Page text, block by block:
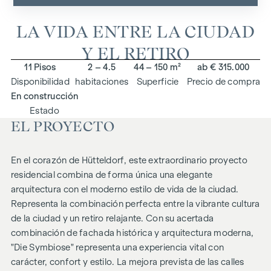
LA VIDA ENTRE LA CIUDAD
Y EL RETIRO
Disponibilidad
11 Pisos
habitaciones
2 – 4.5
Superficie
44 – 150 m²
Precio de compra
ab € 315.000
Estado
En construcción
EL PROYECTO
En el corazón de Hütteldorf, este extraordinario proyecto
residencial combina de forma única una elegante
arquitectura con el moderno estilo de vida de la ciudad.
Representa la combinación perfecta entre la vibrante cultura
de la ciudad y un retiro relajante. Con su acertada
combinación de fachada histórica y arquitectura moderna,
"Die Symbiose" representa una experiencia vital con
carácter, confort y estilo. La mejora prevista de las calles